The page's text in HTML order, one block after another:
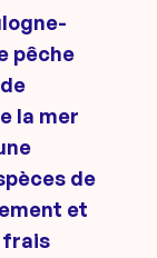
pêche
la mer
de
et
frais